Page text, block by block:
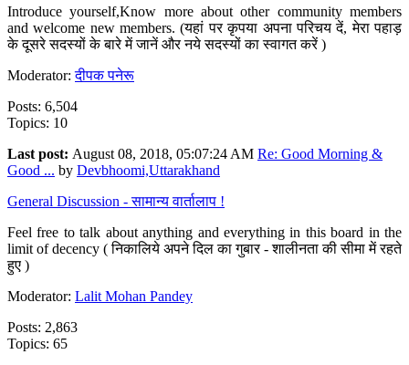
Introduce yourself,Know more about other community members
and welcome new members. (यहां पर कृपया अपना परिचय दें, मेरा पहाड़
के दूसरे सदस्यों के बारे में जानें और नये सदस्यों का स्वागत करें )
Moderator:दीपक पनेरू
Posts: 6,504
Topics: 10
Last post: August 08, 2018, 05:07:24 AM Re: Good Morning &
Good ... by Devbhoomi,Uttarakhand
General Discussion - सामान्य वार्तालाप !
Feel free to talk about anything and everything in this board in the
limit of decency ( निकालिये अपने दिल का गुबार - शालीनता की सीमा में रहते
हुए )
Moderator: Lalit Mohan Pandey
Posts: 2,863
Topics: 65